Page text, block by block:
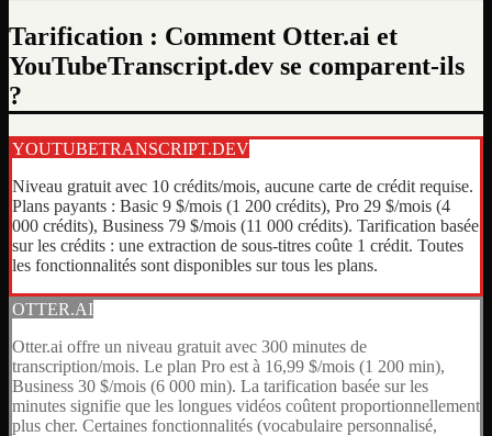
Tarification : Comment Otter.ai et
YouTubeTranscript.dev se comparent-ils
?
YOUTUBETRANSCRIPT.DEV
Niveau gratuit avec 10 crédits/mois, aucune carte de crédit requise.
Plans payants : Basic 9 $/mois (1 200 crédits), Pro 29 $/mois (4
000 crédits), Business 79 $/mois (11 000 crédits). Tarification basée
sur les crédits : une extraction de sous-titres coûte 1 crédit. Toutes
les fonctionnalités sont disponibles sur tous les plans.
OTTER.AI
Otter.ai offre un niveau gratuit avec 300 minutes de
transcription/mois. Le plan Pro est à 16,99 $/mois (1 200 min),
Business 30 $/mois (6 000 min). La tarification basée sur les
minutes signifie que les longues vidéos coûtent proportionnellement
plus cher. Certaines fonctionnalités (vocabulaire personnalisé,